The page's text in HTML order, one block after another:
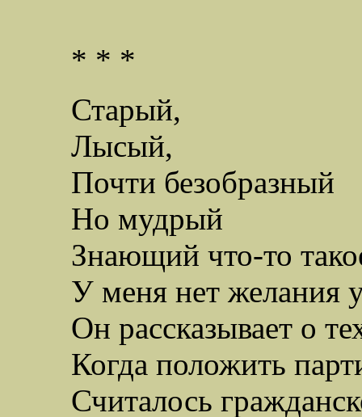
* * *
Старый,
Лысый,
Почти безобразный
Но мудрый
Знающий что-то
У меня нет желания
Он рассказывает о
Когда положить
Считалось